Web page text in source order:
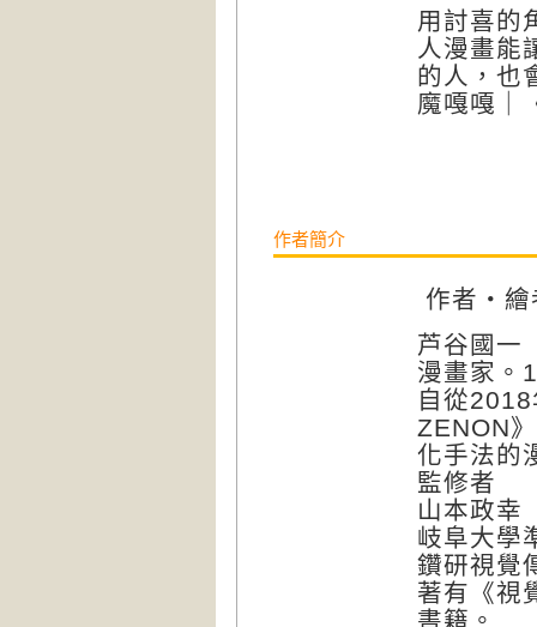
用討喜的
人漫畫能
的人，也
魔嘎嘎｜
作者簡介
作者‧繪
芦谷國一
漫畫家。
自從
ZENON
化手法的
監修者
山本政幸
岐阜大學
鑽研視覺
著有《視
書籍。